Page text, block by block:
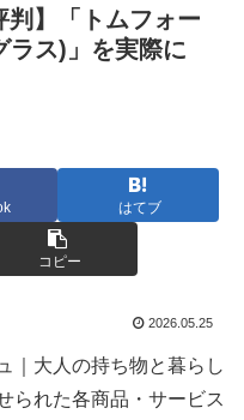
判】「トムフォー
ラス)」を実際に
はてブ
コピー
2026.05.25
｜大人の持ち物と暮らし
られた各商品・サービス